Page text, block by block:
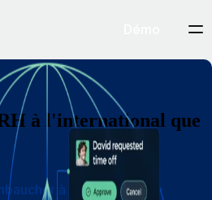
à l'international que
à l'international